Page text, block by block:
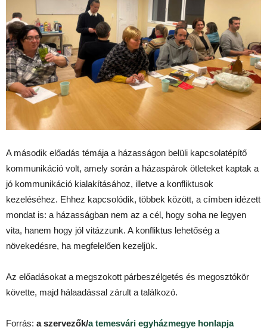
A második előadás témája a házasságon belüli kapcsolatépítő
kommunikáció volt, amely során a házaspárok ötleteket kaptak a
jó kommunikáció kialakításához, illetve a konfliktusok
kezeléséhez. Ehhez kapcsolódik, többek között, a címben idézett
mondat is: a házasságban nem az a cél, hogy soha ne legyen
vita, hanem hogy jól vitázzunk. A konfliktus lehetőség a
növekedésre, ha megfelelően kezeljük.
Az előadásokat a megszokott párbeszélgetés és megosztókör
követte, majd hálaadással zárult a találkozó.
Forrás: a szervezők/a temesvári egyházmegye honlapja